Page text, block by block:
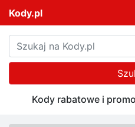
Kody.pl
Kody rabatowe i